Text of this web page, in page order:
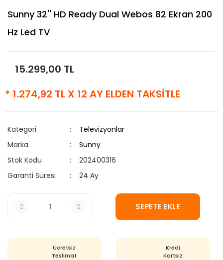
Sunny 32'' HD Ready Dual Webos 82 Ekran 200
Hz Led TV
15.299,00 TL
* 1.274,92 TL X 12 AY ELDEN TAKSİTLE
Kategori
Televizyonlar
Marka
Sunny
Stok Kodu
202400316
Garanti Süresi
24 Ay
SEPETE EKLE
Ücretsiz
Teslimat
Kredi
Kartsız